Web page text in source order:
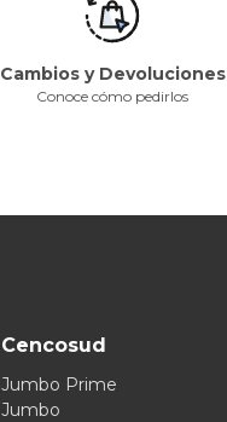
Cambios y Devoluciones
Conoce cómo pedirlos
Cencosud
Jumbo Prime
Jumbo